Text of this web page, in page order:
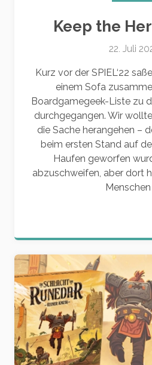
Keep the
22. Juli
Kurz vor der SPIEL‘22
einem Sofa
Boardgamegeek-Liste zu
durchgegangen. Wir
die Sache herangehen –
beim ersten Stand auf
Haufen geworfen
abzuschweifen, aber dort
Menschen